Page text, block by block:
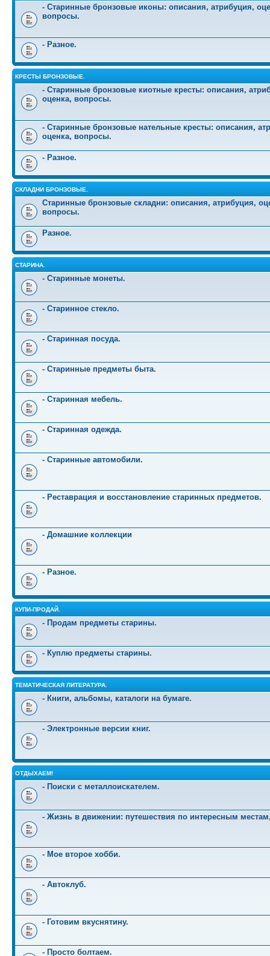
- Старинные бронзовые иконы: описания, атрибуция,
вопросы.
- Разное.
КРЕСТЫ БРОНЗОВЫЕ.
- Старинные бронзовые киотные кресты: описания,
оценка, вопросы.
- Старинные бронзовые нательные кресты: описания,
оценка, вопросы.
- Разное.
СКЛАДНИ БРОНЗОВЫЕ.
Старинные бронзовые складни: описания, атрибуция,
вопросы.
Разное.
СТАРИНА.
- Старинные монеты.
- Старинное стекло.
- Старинная посуда.
- Старинные предметы быта.
- Старинная мебель.
- Старинная одежда.
- Старинные автомобили.
- Реставрация и восстановление старинных предметов.
- Домашние коллекции
- Разное.
КУПИ-ПРОДАЙ.
- Продам предметы старины.
- Куплю предметы старины.
ТЕМАТИЧЕСКАЯ ЛИТЕРАТУРА.
- Книги, альбомы, каталоги на бумаге.
- Электронные версии книг.
ОТДЫХАЕМ!
- Поиски с металлоискателем.
- Жизнь в движении: путешествия по интересным
- Мое второе хобби.
- Автоклуб.
- Готовим вкуснятину.
- Просто болтаем.